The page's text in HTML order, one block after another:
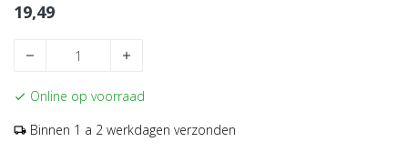
19,49
remove add
check Online op voorraad
local_shipping Binnen 1 a 2 werkdagen verzonden